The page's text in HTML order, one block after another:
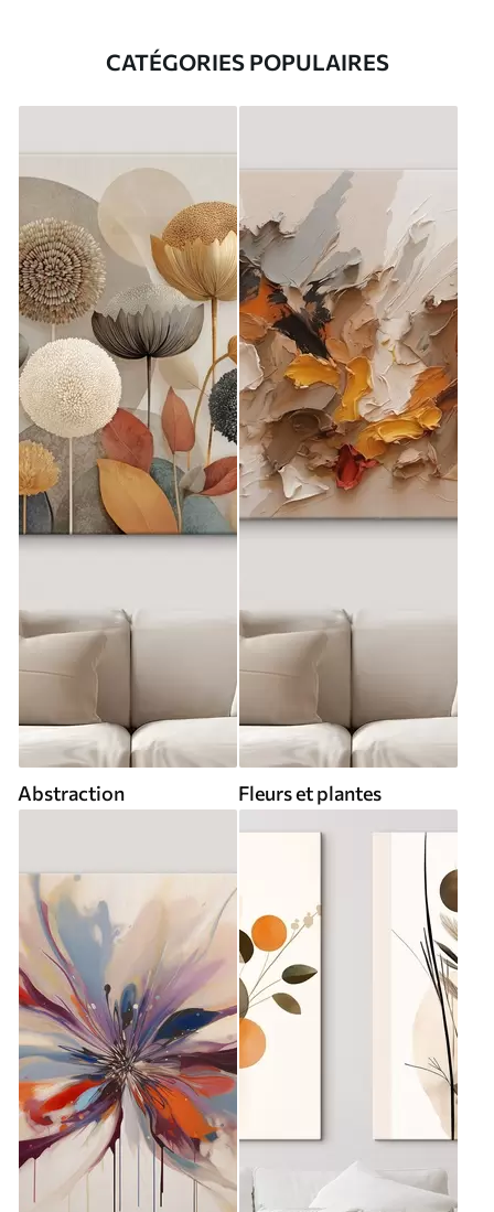
CATÉGORIES POPULAIRES
Abstraction Fleurs et plantes